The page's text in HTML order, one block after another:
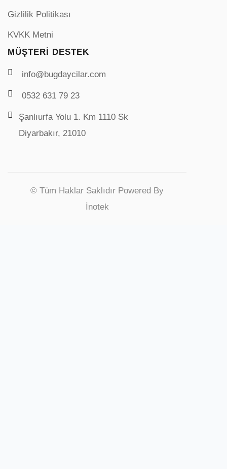
Gizlilik Politikası
KVKK Metni
MÜŞTERI DESTEK
info@bugdaycilar.com
0532 631 79 23
Şanlıurfa Yolu 1. Km 1110 Sk
Diyarbakır, 21010
© Tüm Haklar Saklıdır Powered By
İnotek